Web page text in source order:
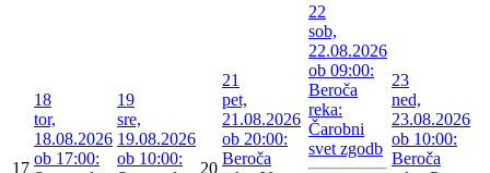
17
18
tor,
18.08.2026
ob 17:00:
19
sre,
19.08.2026
ob 10:00:
20
21
pet,
21.08.2026
ob 20:00:
Beroča
22
sob,
22.08.2026
ob 09:00:
Beroča
reka:
Čarobni
svet zgodb
23
ned,
23.08.2026
ob 10:00:
Beroča